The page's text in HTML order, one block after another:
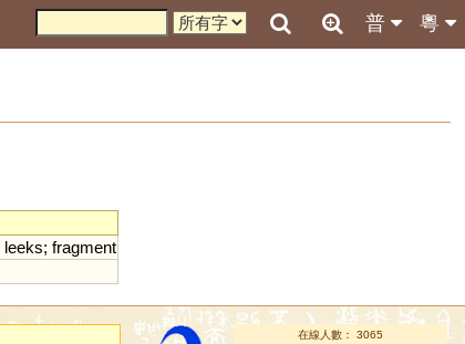
粵
普
leeks; fragment
在線人數： 3065